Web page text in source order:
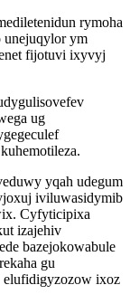
rymoha
unejuqylor ym
fijotuvi ixyvyj
ug
yqah udegum
iviluwasidymib
Cyfyticipixa
izajehiv
bazejokowabule
gu
elufidigyzozow ixoz